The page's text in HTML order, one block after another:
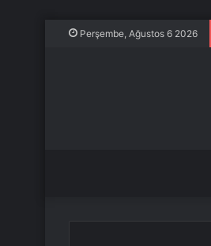
Perşembe, Ağustos 6 2026